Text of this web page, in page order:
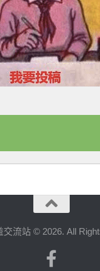
交流站 © 2026. All